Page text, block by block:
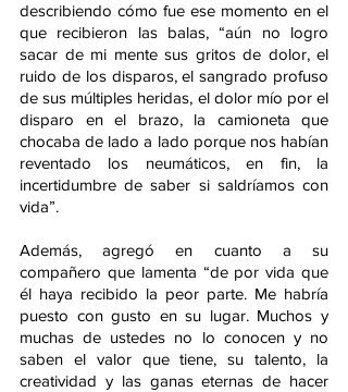
describiendo cómo fue ese momento en el
que recibieron las balas, “aún no logro
sacar de mi mente sus gritos de dolor, el
ruido de los disparos, el sangrado profuso
de sus múltiples heridas, el dolor mío por el
disparo en el brazo, la camioneta que
chocaba de lado a lado porque nos habían
reventado los neumáticos, en fin, la
incertidumbre de saber si saldríamos con
vida”.
Además, agregó en cuanto a su
compañero que lamenta “de por vida que
él haya recibido la peor parte. Me habría
puesto con gusto en su lugar. Muchos y
muchas de ustedes no lo conocen y no
saben el valor que tiene, su talento, la
creatividad y las ganas eternas de hacer